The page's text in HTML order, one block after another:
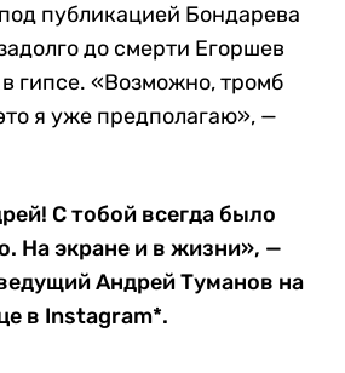
публикацией Бондарева
до смерти Егоршев
гипсе. «Возможно, тромб
я уже предполагаю», —
С тобой всегда было
На экране и в жизни», —
Андрей Туманов на
в Instagram*.